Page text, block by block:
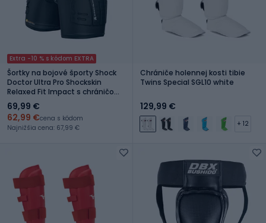
Extra -10 % s kódom EXTRA
Šortky na bojové športy Shock
Doctor Ultra Pro Shockskin
Relaxed Fit Impact s chráničom
Carbon Flex
69,99 €
62,99 €cena s kódom
Najnižšia cena: 67,99 €
Chrániče holennej kosti tibie
Twins Special SGL10 white
129,99 €
+ 12